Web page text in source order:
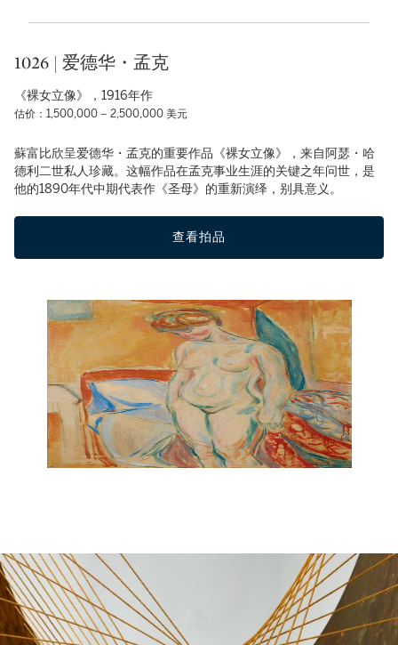
1026 | 爱德华・孟克
《裸女立像》，1916年作
估价：1,500,000 – 2,500,000 美元
蘇富比欣呈爱德华・孟克的重要作品《裸女立像》，来自阿瑟・哈
德利二世私人珍藏。这幅作品在孟克事业生涯的关键之年问世，是
他的1890年代中期代表作《圣母》的重新演绎，别具意义。
查看拍品